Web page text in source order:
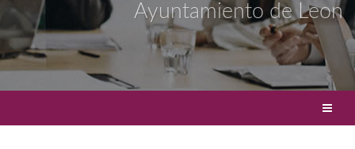
Ayuntamiento de Leon